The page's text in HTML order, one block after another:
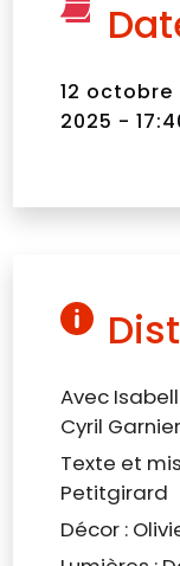
12 octobre
2025 -
Avec
Cyril Garnier
Texte et
Petitgirard
Décor :